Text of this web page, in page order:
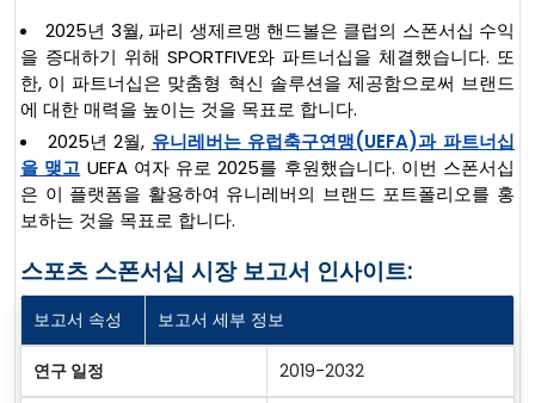
2025년 3월, 파리 생제르맹 핸드볼은 클럽의 스폰서십 수익
을 증대하기 위해 SPORTFIVE와 파트너십을 체결했습니다. 또
한, 이 파트너십은 맞춤형 혁신 솔루션을 제공함으로써 브랜드
에 대한 매력을 높이는 것을 목표로 합니다.
2025년 2월, 유니레버는 유럽축구연맹(UEFA)과 파트너십
을 맺고 UEFA 여자 유로 2025를 후원했습니다. 이번 스폰서십
은 이 플랫폼을 활용하여 유니레버의 브랜드 포트폴리오를 홍
보하는 것을 목표로 합니다.
스포츠 스폰서십 시장 보고서 인사이트:
보고서 속성 보고서 세부 정보
연구 일정 2019-2032